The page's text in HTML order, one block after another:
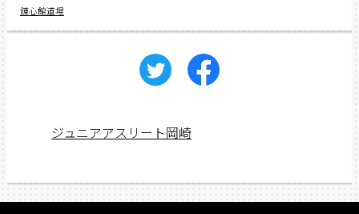
錬心館道場
ジュニアアスリート岡崎